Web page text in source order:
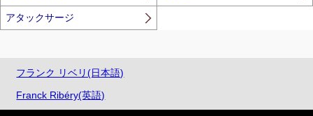
アタックサージ
フランク リベリ(日本語)
Franck Ribéry(英語)